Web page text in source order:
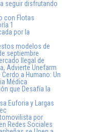
seguir disfrutando
con Flotas
1
por la
modelos de
septiembre
Ilegal de
Advierte Unefarm
a Humano: Un
Médica
que Desafía la
Euforia y Largas
por
Redes Sociales